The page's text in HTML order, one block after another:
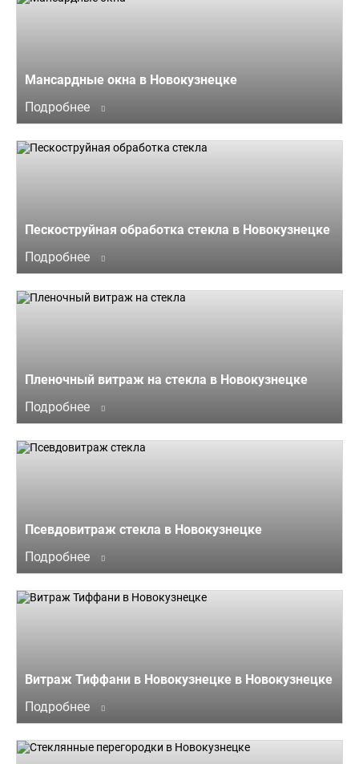
Мансардные окна в Новокузнецке
Подробнее
Пескоструйная обработка стекла в Новокузнецке
Подробнее
Пленочный витраж на стекла в Новокузнецке
Подробнее
Псевдовитраж стекла в Новокузнецке
Подробнее
Витраж Тиффани в Новокузнецке в Новокузнецке
Подробнее